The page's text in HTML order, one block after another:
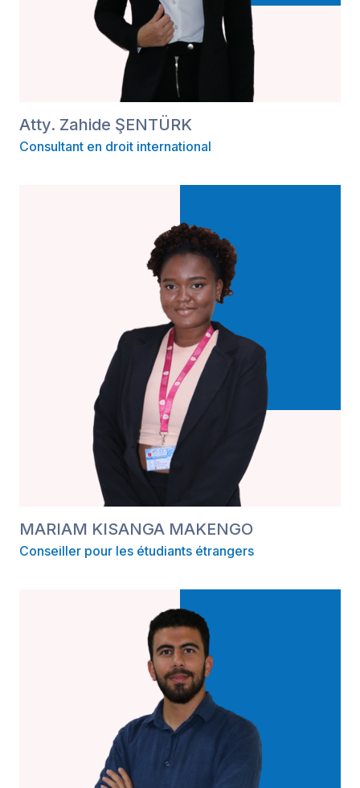
Atty. Zahide ŞENTÜRK
Consultant en droit international
MARIAM KISANGA MAKENGO
Conseiller pour les étudiants étrangers